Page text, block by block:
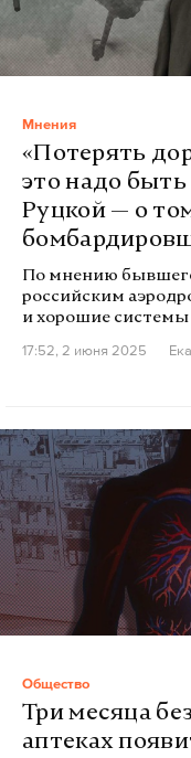
Мнения
«Потерять
это надо
Руцкой — о
По мнению
российским
и хорошие
17:52, 2 июня 2025
Общество
Три месяца
аптеках